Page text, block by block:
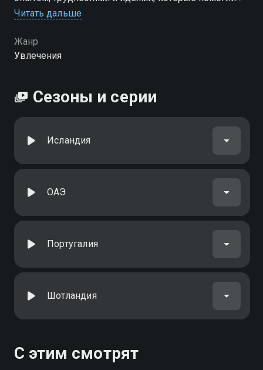
им построить уникальный гостиничный бизнес
Читать дальше
Жанр
Увлечения
Сезоны и серии
Исландия
ОАЭ
Португалия
Шотландия
С этим смотрят